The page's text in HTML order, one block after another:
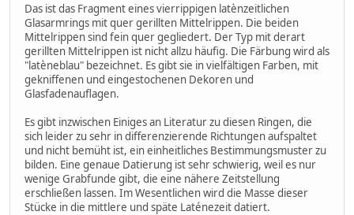
Das ist das Fragment eines vierrippigen latènzeitlichen
Glasarmrings mit quer gerillten Mittelrippen. Die beiden
Mittelrippen sind fein quer gegliedert. Der Typ mit derart
gerillten Mittelrippen ist nicht allzu häufig. Die Färbung wird als
"latèneblau" bezeichnet. Es gibt sie in vielfältigen Farben, mit
gekniffenen und eingestochenen Dekoren und
Glasfadenauflagen.
Es gibt inzwischen Einiges an Literatur zu diesen Ringen, die
sich leider zu sehr in differenzierende Richtungen aufspaltet
und nicht bemüht ist, ein einheitliches Bestimmungsmuster zu
bilden. Eine genaue Datierung ist sehr schwierig, weil es nur
wenige Grabfunde gibt, die eine nähere Zeitstellung
erschließen lassen. Im Wesentlichen wird die Masse dieser
Stücke in die mittlere und späte Laténezeit datiert.